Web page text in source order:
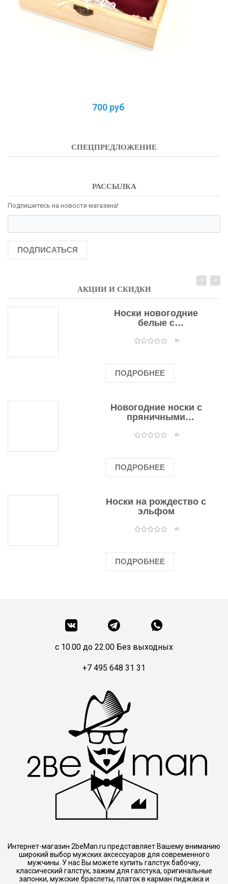
700 руб
СПЕЦПРЕДЛОЖЕНИЕ
РАССЫЛКА
Подпишитесь на новости магазина!
ПОДПИСАТЬСЯ
АКЦИИ И СКИДКИ
Носки новогодние
белые с
оленями(0)
ПОДРОБНЕЕ
Новогодние носки с
пряничными
(0)
ПОДРОБНЕЕ
Носки на рождество с
эльфом
(0)
ПОДРОБНЕЕ
c 10.00 до 22.00 Без выходных
+7 495 648 31 31
Интернет-магазин 2beMan.ru представляет Вашему вниманию
широкий выбор мужских аксессуаров для современного
мужчины. У нас Вы можете купить галстук бабочку,
классический галстук, зажим для галстука, оригинальные
запонки, мужские браслеты, платок в карман пиджака и